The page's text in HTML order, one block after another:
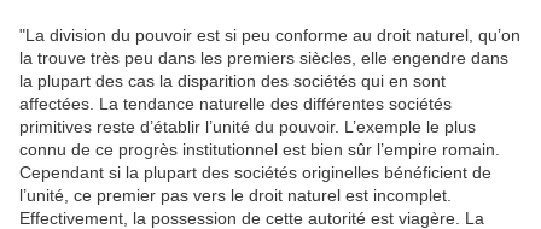
"La division du pouvoir est si peu conforme au droit naturel, qu’on
la trouve très peu dans les premiers siècles, elle engendre dans
la plupart des cas la disparition des sociétés qui en sont
affectées. La tendance naturelle des différentes sociétés
primitives reste d’établir l’unité du pouvoir. L’exemple le plus
connu de ce progrès institutionnel est bien sûr l’empire romain.
Cependant si la plupart des sociétés originelles bénéficient de
l’unité, ce premier pas vers le droit naturel est incomplet.
Effectivement, la possession de cette autorité est viagère. La